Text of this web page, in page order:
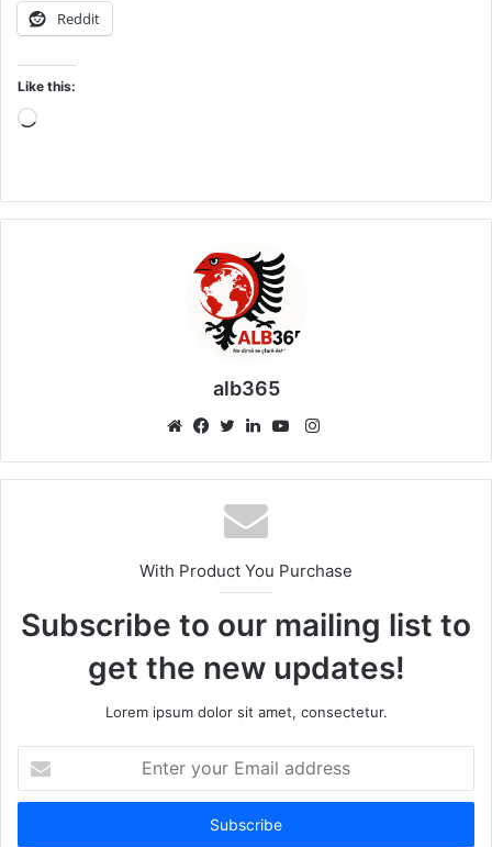
Reddit
Like this:
Loading…
alb365
Instagram
With Product You Purchase
Subscribe to our mailing list to
get the new updates!
Lorem ipsum dolor sit amet, consectetur.
your
Email